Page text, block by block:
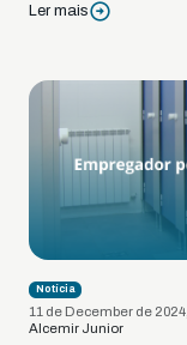
Ler mais
Notícia
11 de December de
Alcemir Junior